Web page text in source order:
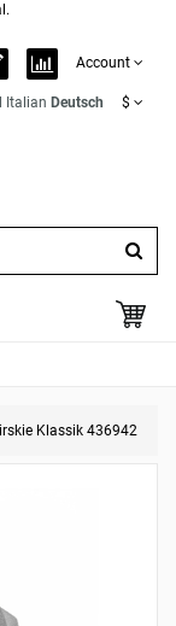
Account
Italian Deutsch $
Klassik 436942